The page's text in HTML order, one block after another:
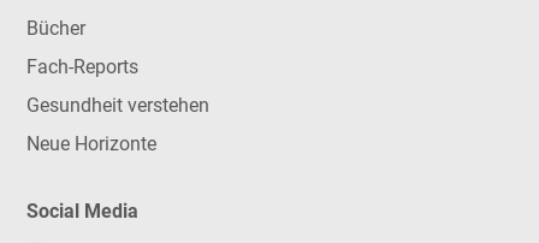
Bücher
Fach-Reports
Gesundheit verstehen
Neue Horizonte
Social Media